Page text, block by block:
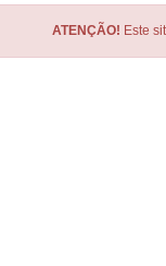
ATENÇÃO! Este